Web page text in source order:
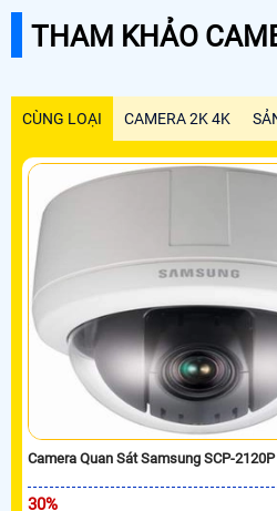
THAM KHẢO
CÙNG LOẠI CAMERA 2K 4K
Camera Quan Sát Samsung SCP-2120P
30%